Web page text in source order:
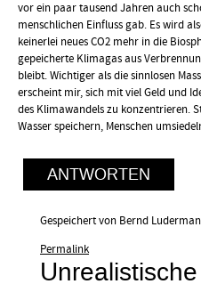
vor ein paar tausend Jahren auch
menschlichen Einfluss gab. Es wird
keinerlei neues CO2 mehr in die
gepeicherte Klimagas aus
bleibt. Wichtiger als die sinnlosen
erscheint mir, sich mit viel Geld und
des Klimawandels zu konzentrieren.
Wasser speichern, Menschen
ANTWORTEN
Gespeichert von Bernd
Antwort
auf
Unrealistische
Permalink